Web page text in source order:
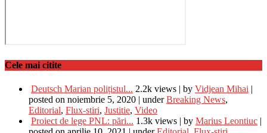
Cele mai citite
Deutsch Marian polițistul... 2.2k views | by Vidjean Mihai |
posted on noiembrie 5, 2020 | underBreaking News,
Editorial, Flux-stiri, Justitie, Video
Proiect de lege PNL: pări... 1.3k views | by Marius Leontiuc |